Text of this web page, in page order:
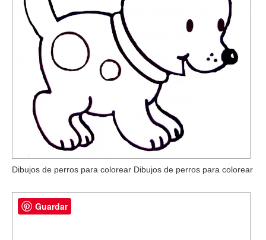
Dibujos de perros para colorear Dibujos de perros para colorear
Guardar